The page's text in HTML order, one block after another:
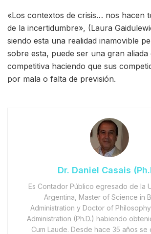
«Los contextos de crisis… nos hacen
de la incertidumbre», (Laura
siendo esta una realidad inamovible
sobre esta, puede ser una gran aliada
competitiva haciendo que sus
por mala o falta de previsión.
Dr. Daniel Casais
Es Contador Público egresado de la
Argentina, Master of Science in
Administration y Doctor of
Administration (Ph.D.) habiendo
Cum Laude. Desde hace 35 años se